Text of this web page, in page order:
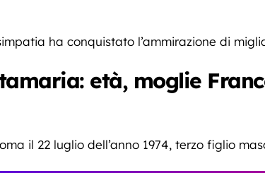
ha conquistato l’ammirazione di
età, moglie
il 22 luglio dell’anno 1974, terzo figlio